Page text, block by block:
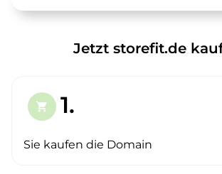
Jetzt storefit.de
shopping_cart 1.
Sie kaufen die Domain